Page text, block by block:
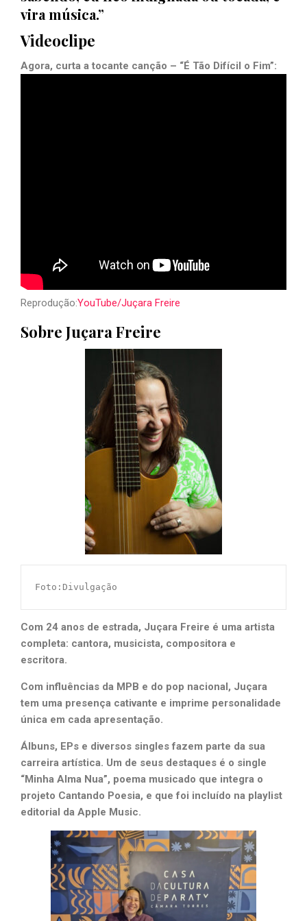
vira música.”
Videoclipe
Agora, curta a tocante canção – “É Tão Difícil o Fim”:
Reprodução:YouTube/Juçara Freire
Sobre Juçara Freire
Foto:Divulgação
Com 24 anos de estrada, Juçara Freire é uma artista
completa: cantora, musicista, compositora e
escritora.
Com influências da MPB e do pop nacional, Juçara
tem uma presença cativante e imprime personalidade
única em cada apresentação.
Álbuns, EPs e diversos singles fazem parte da sua
carreira artística. Um de seus destaques é o single
“Minha Alma Nua”, poema musicado que integra o
projeto Cantando Poesia, e que foi incluído na playlist
editorial da Apple Music.